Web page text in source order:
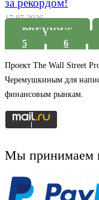
за рекордом!
17.07.2026
PREVIOUS
5
6
Проект The Wall Street
Черемушкиным для
финансовым рынкам.
Мы принимаем